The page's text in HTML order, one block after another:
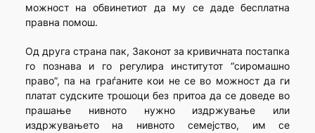
можност на обвинетиот да му се даде бесплатна
правна помош.
Од друга страна пак, Законот за кривичната постапка
го познава и го регулира институтот “сиромашно
право”, па на граѓаните кои не се во можност да ги
платат судските трошоци без притоа да се доведе во
прашање нивното нужно издржување или
издржувањето на нивното семејство, им се